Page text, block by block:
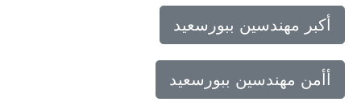
أكبر مهندسين ببورسعيد
أأمن مهندسين ببورسعيد